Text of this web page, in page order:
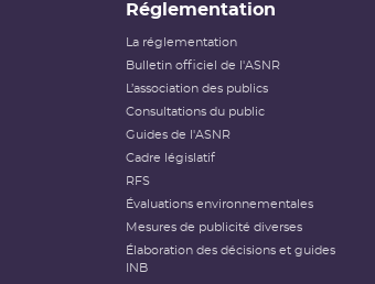
Réglementation
La réglementation
Bulletin officiel de l'ASNR
L’association des publics
Consultations du public
Guides de l'ASNR
Cadre législatif
RFS
Évaluations environnementales
Mesures de publicité diverses
Élaboration des décisions et guides
INB